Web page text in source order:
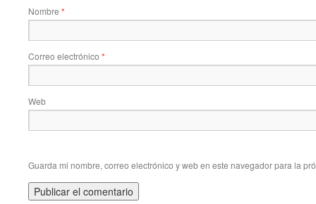
Nombre *
Correo electrónico *
Web
Guarda mi nombre, correo electrónico y web en este navegador para la